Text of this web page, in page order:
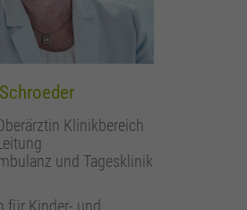
Klinikbereich
und Tagesklinik
für Kinder- und